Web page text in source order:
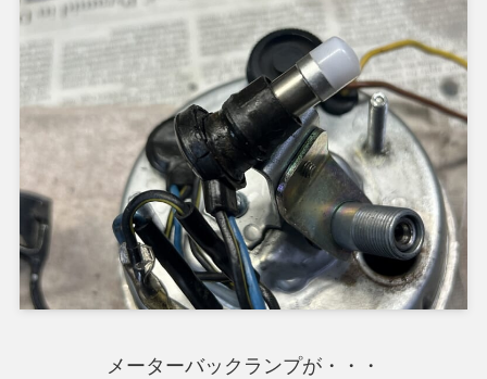
メーターバックランプが・・・